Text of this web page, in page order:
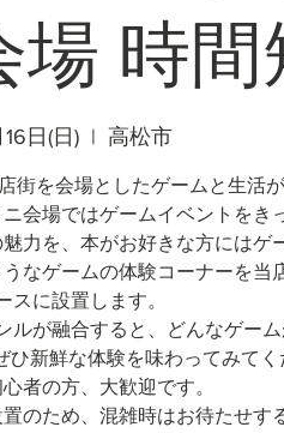
場 時間
16日(日)
  |
高松市
店街を会場としたゲームと生活
会場ではゲームイベントをき
力を、本がお好きな方にはゲ
なゲームの体験コーナーを当
スに設置します。
ルが融合すると、どんなゲー
新鮮な体験を味わってみてく
者の方、大歓迎です。
のため、混雑時はお待たせす